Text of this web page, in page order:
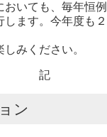
いても、毎年恒例
ます。今年度も２
みください。
ン